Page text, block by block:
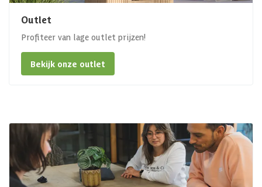
Outlet
Profiteer van lage outlet prijzen!
Bekijk onze outlet